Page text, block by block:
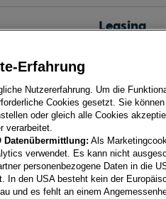
Leasing
Laufzeit
60 Monate
Erfahrung
Nutzererfahrung. Um die
Cookies gesetzt. Sie
oder gleich alle Cookies
verarbeitet.
Datenübermittlung: Als
verwendet. Es kann nicht
personenbezogene Daten in die
In den USA besteht kein der
und es fehlt an einem